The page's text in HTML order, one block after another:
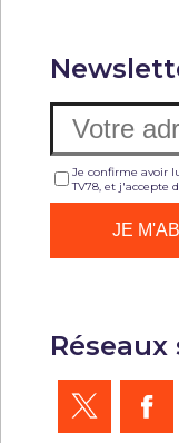
Je confirme avoir
TV78, et j'accepte